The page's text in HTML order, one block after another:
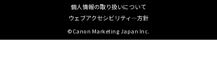
個人情報の取り扱いについて
ウェブアクセシビリティ―方針
©Canon Marketing Japan Inc.